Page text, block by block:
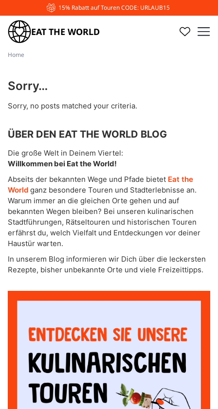
15% Rabatt auf Touren CODE: URLAUB15
EAT THE WORLD
Home
Sorry…
Sorry, no posts matched your criteria.
ÜBER DEN EAT THE WORLD BLOG
Die große Welt in Deinem Viertel:
Willkommen bei Eat the World!
Abseits der bekannten Wege und Pfade bietet Eat the
World ganz besondere Touren und Stadterlebnisse an.
Warum immer an die gleichen Orte gehen und auf
bekannten Wegen bleiben? Bei unseren kulinarischen
Stadtführungen, Rätseltouren und historischen Touren
erfährst du, welch Vielfalt und Entdeckungen vor deiner
Haustür warten.
In unserem Blog informieren wir Dich über die leckersten
Rezepte, bisher unbekannte Orte und viele Freizeittipps.